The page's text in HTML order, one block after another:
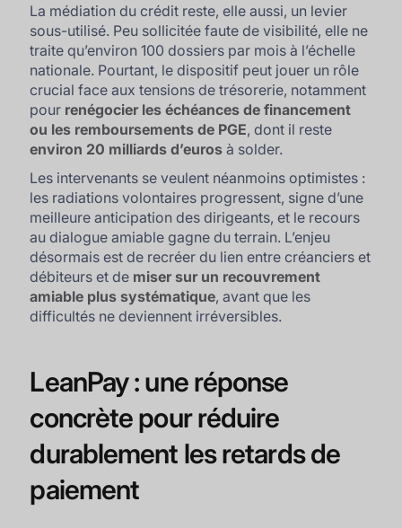
La médiation du crédit reste, elle aussi, un levier
sous-utilisé. Peu sollicitée faute de visibilité, elle ne
traite qu’environ 100 dossiers par mois à l’échelle
nationale. Pourtant, le dispositif peut jouer un rôle
crucial face aux tensions de trésorerie, notamment
pour renégocier les échéances de financement
ou les remboursements de PGE, dont il reste
environ 20 milliards d’euros à solder.
Les intervenants se veulent néanmoins optimistes :
les radiations volontaires progressent, signe d’une
meilleure anticipation des dirigeants, et le recours
au dialogue amiable gagne du terrain. L’enjeu
désormais est de recréer du lien entre créanciers et
débiteurs et de miser sur un recouvrement
amiable plus systématique, avant que les
difficultés ne deviennent irréversibles.
LeanPay : une réponse
concrète pour réduire
durablement les retards de
paiement